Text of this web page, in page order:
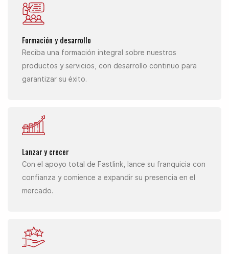
Formación y desarrollo
Reciba una formación integral sobre nuestros
productos y servicios, con desarrollo continuo para
garantizar su éxito.
Lanzar y crecer
Con el apoyo total de Fastlink, lance su franquicia con
confianza y comience a expandir su presencia en el
mercado.